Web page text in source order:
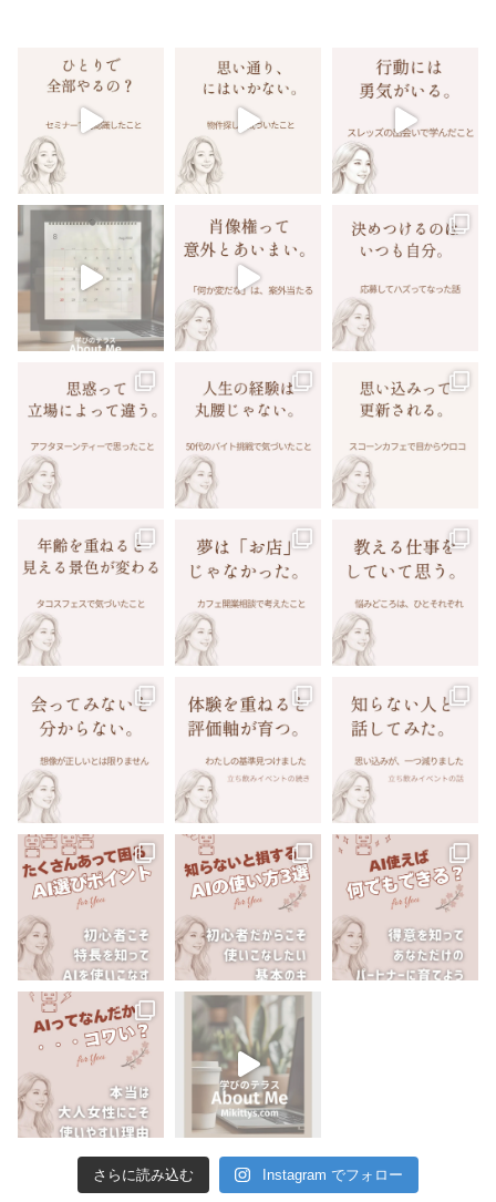
さらに読み込む Instagram でフォロー